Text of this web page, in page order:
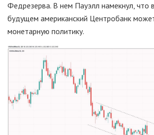
Федрезерва. В нем Пауэлл намекнул, что
будущем американский Центробанк
монетарную политику.